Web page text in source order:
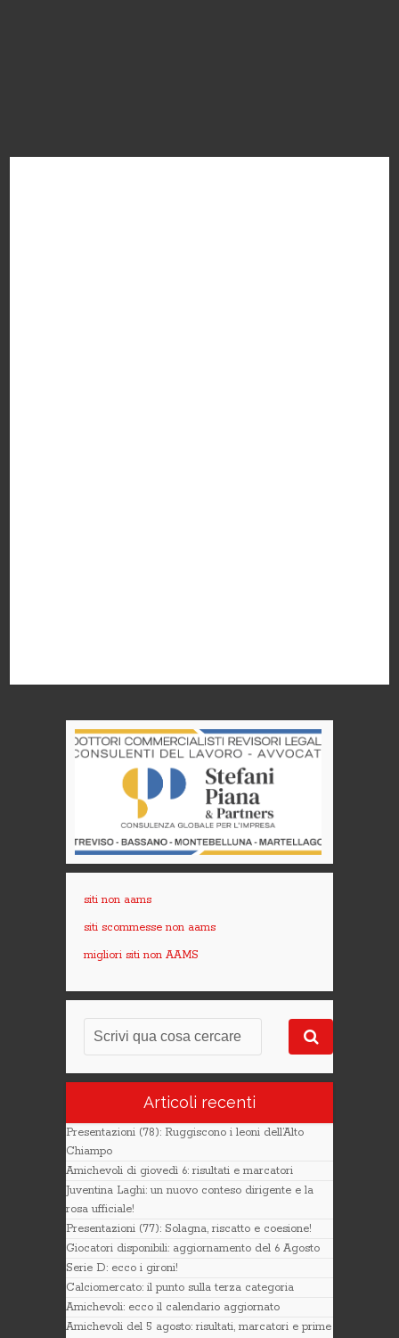
siti non aams
siti scommesse non aams
migliori siti non AAMS
Articoli recenti
Presentazioni (78): Ruggiscono i leoni dell’Alto
Chiampo
Amichevoli di giovedì 6: risultati e marcatori
Juventina Laghi: un nuovo conteso dirigente e la
rosa ufficiale!
Presentazioni (77): Solagna, riscatto e coesione!
Giocatori disponibili: aggiornamento del 6 Agosto
Serie D: ecco i gironi!
Calciomercato: il punto sulla terza categoria
Amichevoli: ecco il calendario aggiornato
Amichevoli del 5 agosto: risultati, marcatori e prime